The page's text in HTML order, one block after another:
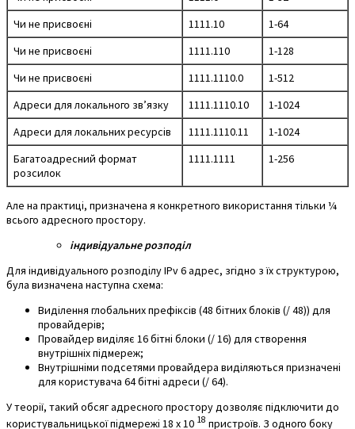
Чи не присвоєні
1111.10
1-64
Чи не присвоєні
1111.110
1-128
Чи не присвоєні
1111.1110.0
1-512
Адреси для локального зв’язку
1111.1110.10
1-1024
Адреси для локальних ресурсів
1111.1110.11
1-1024
Багатоадресний формат
розсилок
1111.1111 1-256
Але на практиці, призначена я конкретного використання тільки ¼
всього адресного простору.
індивідуальне розподіл
Для індивідуального розподілуIPv6 адрес, згідно з їх структурою,
була визначена наступна схема:
Виділення глобальних префіксів (48 бітних блоків (/ 48)) для
провайдерів;
Провайдер виділяє 16 бітні блоки (/ 16) для створення
внутрішніх підмереж;
Внутрішніми подсетями провайдера виділяються призначені
для користувача 64 бітні адреси (/ 64).
У теорії, такий обсяг адресного простору дозволяє підключити до
користувальницької підмережі 18 x 10 18 пристроїв. З одного боку